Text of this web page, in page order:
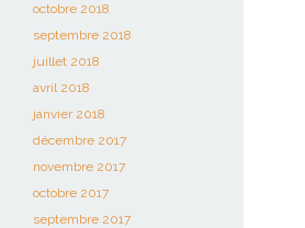
octobre 2018
septembre 2018
juillet 2018
avril 2018
janvier 2018
décembre 2017
novembre 2017
octobre 2017
septembre 2017